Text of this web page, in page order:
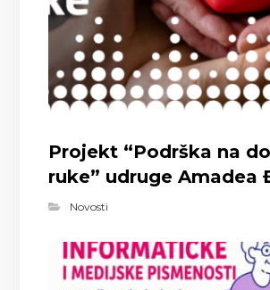
Projekt “Podrška na
ruke” udruge Amadea
Novosti